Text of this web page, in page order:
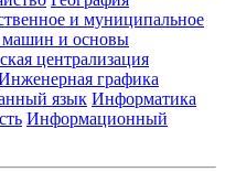
и муниципальное
машин и основы
централизация
графика
язык Информатика
Информационный